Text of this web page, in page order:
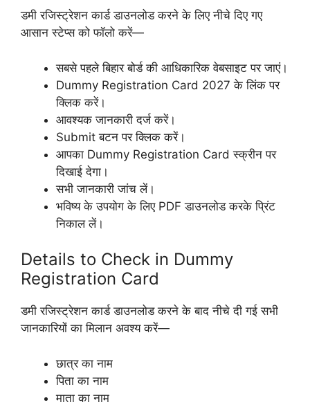
डमी रजिस्ट्रेशन कार्ड डाउनलोड करने के लिए नीचे दिए गए
आसान स्टेप्स को फॉलो करें—
सबसे पहले बिहार बोर्ड की आधिकारिक वेबसाइट पर जाएं।
Dummy Registration Card 2027 के लिंक पर
क्लिक करें।
आवश्यक जानकारी दर्ज करें।
Submit बटन पर क्लिक करें।
आपका Dummy Registration Card स्क्रीन पर
दिखाई देगा।
सभी जानकारी जांच लें।
भविष्य के उपयोग के लिए PDF डाउनलोड करके प्रिंट
निकाल लें।
Details to Check in Dummy
Registration Card
डमी रजिस्ट्रेशन कार्ड डाउनलोड करने के बाद नीचे दी गई सभी
जानकारियों का मिलान अवश्य करें—
छात्र का नाम
पिता का नाम
माता का नाम